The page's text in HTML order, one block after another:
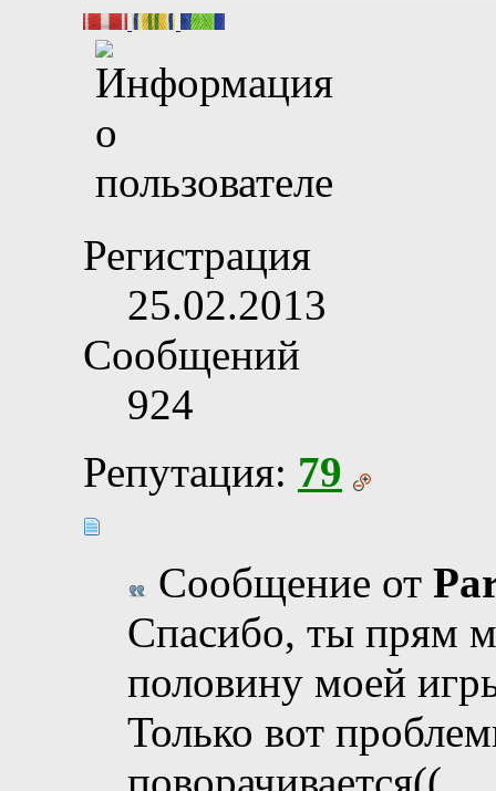
Регистрация
25.02.2013
Сообщений
924
Репутация: 79
Сообщение от
Спасибо, ты прям
половину моей
Только вот